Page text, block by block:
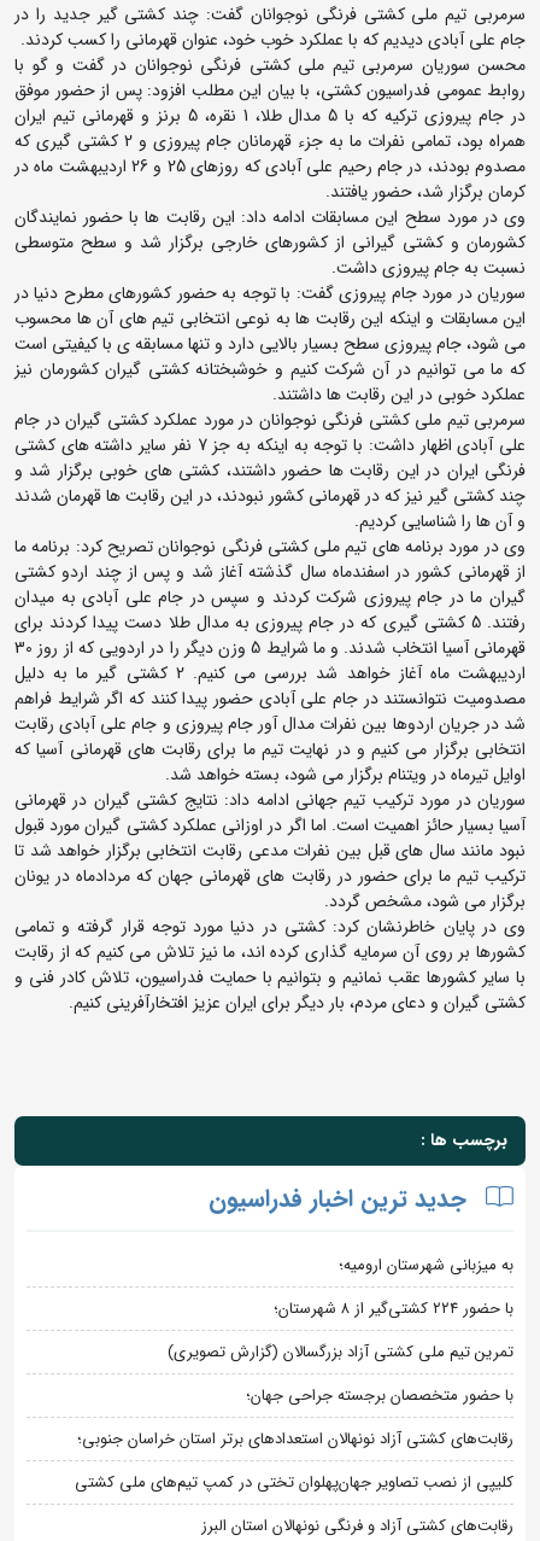
سرمربی تیم ملی کشتی فرنگی نوجوانان گفت: چند کشتی گیر جدید را در
جام علی آبادی دیدیم که با عملکرد خوب خود، عنوان قهرمانی را کسب کردند.
محسن سوریان سرمربی تیم ملی کشتی فرنگی نوجوانان در گفت و گو با
روابط عمومی فدراسیون کشتی، با بیان این مطلب افزود: پس از حضور موفق
در جام پیروزی ترکیه که با 5 مدال طلا، 1 نقره، 5 برنز و قهرمانی تیم ایران
همراه بود، تمامی نفرات ما به جزء قهرمانان جام پیروزی و 2 کشتی گیری که
مصدوم بودند، در جام رحیم علی آبادی که روزهای 25 و 26 اردیبهشت ماه در
کرمان برگزار شد، حضور یافتند.
وی در مورد سطح این مسابقات ادامه داد: این رقابت ها با حضور نمایندگان
کشورمان و کشتی گیرانی از کشورهای خارجی برگزار شد و سطح متوسطی
نسبت به جام پیروزی داشت.
سوریان در مورد جام پیروزی گفت: با توجه به حضور کشورهای مطرح دنیا در
این مسابقات و اینکه این رقابت ها به نوعی انتخابی تیم های آن ها محسوب
می شود، جام پیروزی سطح بسیار بالایی دارد و تنها مسابقه ی با کیفیتی است
که ما می توانیم در آن شرکت کنیم و خوشبختانه کشتی گیران کشورمان نیز
عملکرد خوبی در این رقابت ها داشتند.
سرمربی تیم ملی کشتی فرنگی نوجوانان در مورد عملکرد کشتی گیران در جام
علی آبادی اظهار داشت: با توجه به اینکه به جز 7 نفر سایر داشته های کشتی
فرنگی ایران در این رقابت ها حضور داشتند، کشتی های خوبی برگزار شد و
چند کشتی گیر نیز که در قهرمانی کشور نبودند، در این رقابت ها قهرمان شدند
و آن ها را شناسایی کردیم.
وی در مورد برنامه های تیم ملی کشتی فرنگی نوجوانان تصریح کرد: برنامه ما
از قهرمانی کشور در اسفندماه سال گذشته آغاز شد و پس از چند اردو کشتی
گیران ما در جام پیروزی شرکت کردند و سپس در جام علی آبادی به میدان
رفتند. 5 کشتی گیری که در جام پیروزی به مدال طلا دست پیدا کردند برای
قهرمانی آسیا انتخاب شدند. و ما شرایط 5 وزن دیگر را در اردویی که از روز 30
اردیبهشت ماه آغاز خواهد شد بررسی می کنیم. 2 کشتی گیر ما به دلیل
مصدومیت نتوانستند در جام علی آبادی حضور پیدا کنند که اگر شرایط فراهم
شد در جریان اردوها بین نفرات مدال آور جام پیروزی و جام علی آبادی رقابت
انتخابی برگزار می کنیم و در نهایت تیم ما برای رقابت های قهرمانی آسیا که
اوایل تیرماه در ویتنام برگزار می شود، بسته خواهد شد.
سوریان در مورد ترکیب تیم جهانی ادامه داد: نتایج کشتی گیران در قهرمانی
آسیا بسیار حائز اهمیت است. اما اگر در اوزانی عملکرد کشتی گیران مورد قبول
نبود مانند سال های قبل بین نفرات مدعی رقابت انتخابی برگزار خواهد شد تا
ترکیب تیم ما برای حضور در رقابت های قهرمانی جهان که مردادماه در یونان
برگزار می شود، مشخص گردد.
وی در پایان خاطرنشان کرد: کشتی در دنیا مورد توجه قرار گرفته و تمامی
کشورها بر روی آن سرمایه گذاری کرده اند، ما نیز تلاش می کنیم که از رقابت
با سایر کشورها عقب نمانیم و بتوانیم با حمایت فدراسیون، تلاش کادر فنی و
کشتی گیران و دعای مردم، بار دیگر برای ایران عزیز افتخارآفرینی کنیم.
برچسب ها :
جدید ترین اخبار فدراسیون
به میزبانی شهرستان ارومیه؛
با حضور ۲۲۴ کشتی‌گیر از ۸ شهرستان؛
تمرین تیم ملی کشتی آزاد بزرگسالان (گزارش تصویری)
با حضور متخصصان برجسته جراحی جهان؛
رقابت‌های کشتی آزاد نونهالان استعدادهای برتر استان خراسان جنوبی؛
کلیپی از نصب تصاویر جهان‌پهلوان تختی در کمپ تیم‌های ملی کشتی
رقابت‌های کشتی آزاد و فرنگی نونهالان استان البرز